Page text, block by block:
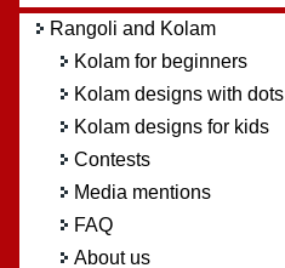
Rangoli and Kolam
Kolam for beginners
Kolam designs with dots
Kolam designs for kids
Contests
Media mentions
FAQ
About us